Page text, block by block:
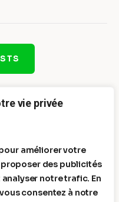
vie privée
améliorer votre
des publicités
notre trafic. En
consentez à notre